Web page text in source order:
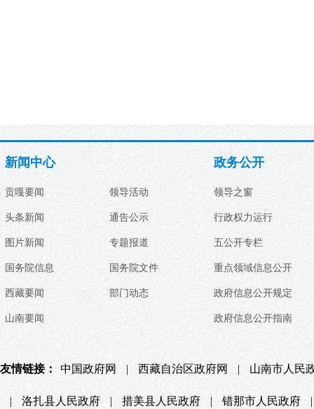
新闻中心
贡嘎要闻
头条新闻
图片新闻
国务院信息
西藏要闻
山南要闻
领导活动
通告公示
专题报道
国务院文件
部门动态
政务公开
领导之窗
行政权力运行
五公开专栏
重点领域信息公开
政府信息公开规定
政府信息公开指南
友情链接： 中国政府网 | 西藏自治区政府网 | 山南市人民
| 洛扎县人民政府 | 措美县人民政府 | 错那市人民政府 |